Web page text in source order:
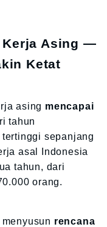
Kerja Asing —
Ketat
asing mencapai
tahun
sepanjang
asal Indonesia
tahun, dari
orang.
rencana